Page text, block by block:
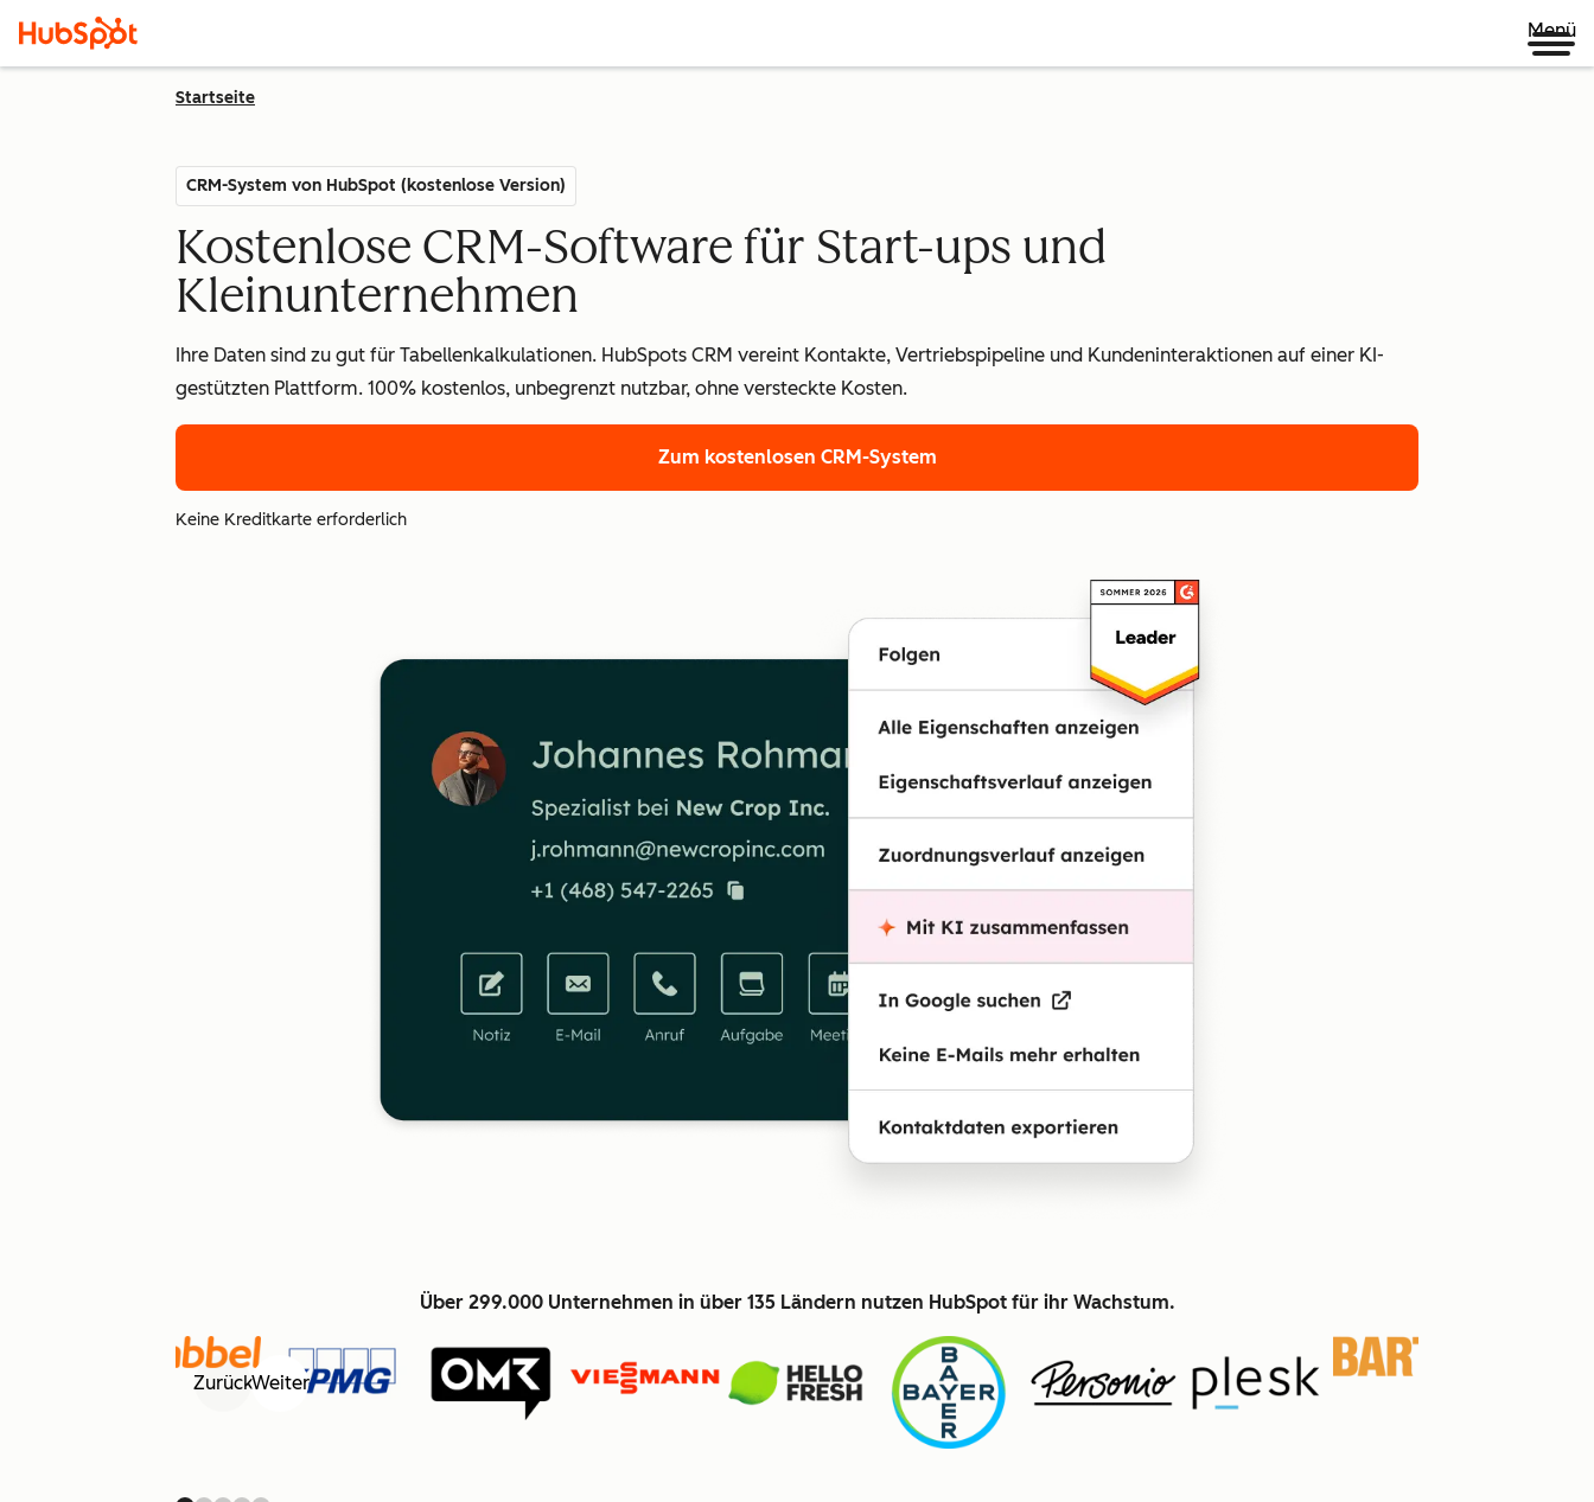
Menü
Startseite
CRM-System von HubSpot (kostenlose Version)
Kostenlose CRM-Software für Start-ups und
Kleinunternehmen
Ihre Daten sind zu gut für Tabellenkalkulationen. HubSpots CRM vereint Kontakte, Vertriebspipeline und Kundeninteraktionen auf einer KI-
gestützten Plattform. 100% kostenlos, unbegrenzt nutzbar, ohne versteckte Kosten.
Zum kostenlosen CRM-System
Keine Kreditkarte erforderlich
Über 299.000 Unternehmen in über 135 Ländern nutzen HubSpot für ihr Wachstum.
ZurückWeiter